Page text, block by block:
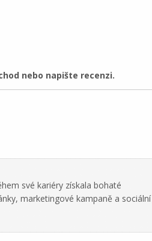
nebo napište recenzi.
své kariéry získala bohaté
marketingové kampaně a sociální